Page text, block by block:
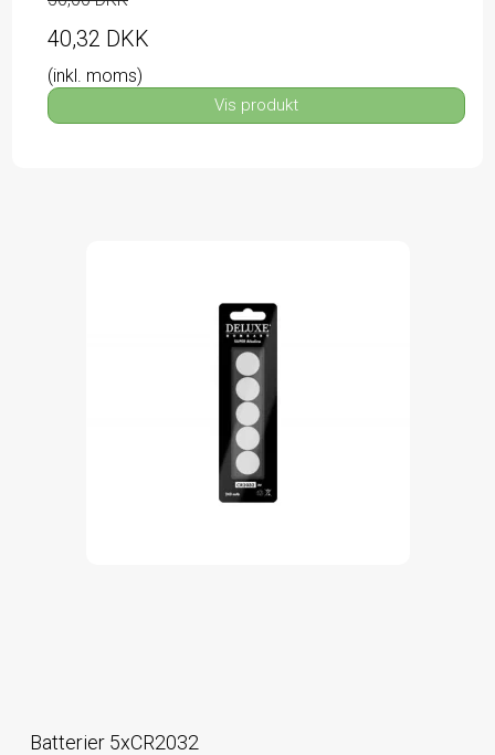
40,32 DKK
(inkl. moms)
Vis produkt
Batterier 5xCR2032